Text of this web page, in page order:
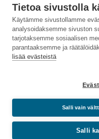
Tietoa sivustolla
Käytämme sivustollamme
analysoidaksemme sivuston
tarjotaksemme sosiaalisen
parantaaksemme ja
lisää evästeistä
Salli vain
Salli